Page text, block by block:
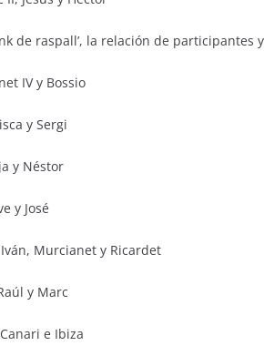
de raspall’, la relación de
IV y Bossio
y Sergi
y Néstor
y José
Iván, Murcianet y Ricardet
y Marc
e Ibiza